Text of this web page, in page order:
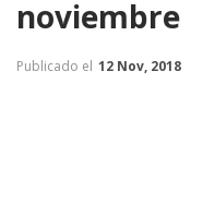
noviembre
Publicado el 12 Nov, 2018